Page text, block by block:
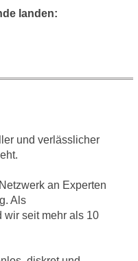
landen:
und verlässlicher
an Experten
Als
wir seit mehr als 10